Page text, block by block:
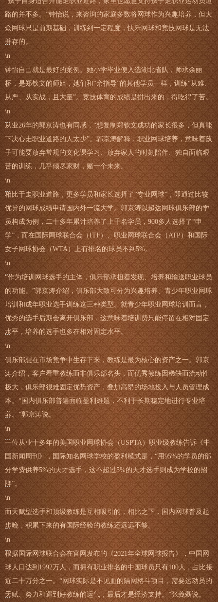
路的并不多。”钟怡说，来咨询的家庭多数将网球作为兴趣培养，但大
众网球只是前期基础，训练到一定程度，快乐网球和竞技网球是无法
并存的。
\n
钟怡自己就是最好的案例。她小学毕业便入选湖北省队，师承余丽
桥，是郑钦文的师姐，她们和“余指导”的其他学员一样，训练“从难、
从严、从实战，且大量”。竞技体育的成绩是拼出来的，得吃得了苦。
\n
从业26年的郭京涛也有同感，“想复制郑钦文成功的家长很多，但真能
下决心走职业道路的人太少”。郭京涛解释，职业网球培养，意味着孩
子可能要放弃常规的文化课学习、放弃家人的时刻陪伴、独自面临艰
苦的训练，几乎倾尽家财，赌一个未来。
\n
相比于走职业道路，更多学员和家长选择了“专业网球”，即通过比较
优异的网球成绩申请国内外一流大学。郭京涛以超达网球俱乐部的学
员构成为例，二十多年累计培养了上千名学员，900多人选择了“申
学”，而在国际网球联合会（ITF）、职业网球联合会（ATP）和国际
女子网球协会（WTA）上有排名的球员不到5%。
\n
“作为培训网球选手的主体，俱乐部承担着发现、培养和输送职业球员
的功能。”郭京涛介绍，俱乐部大致可分为兴趣培养、青少年职业网球
培训和成年职业选手训练这三种类型。就青少年职业网球培训而言，
优秀的选手后期会离开俱乐部，这意味着培训费只能停留在相对固定
水平，培养的选手也多在相对固定水平。
\n
俱乐部想在市场竞争中生存下来，教练是最为核心的资产之一。郭京
涛介绍，客户看重教练而非俱乐部名头，而优秀教练因稀缺而流动性
极大，俱乐部很难固定优势资产，叠加高昂的场地投入与人员管理成
本。“国内俱乐部普遍面临盈利难题，不利于长期稳定地进行专业培
养。”郭京涛说。
\n
一位从业十多年的美国职业网球协会（USPTA）职业级教练告诉《中
国新闻周刊》，国际知名网球学校的盈利模式是，“用95%的学员的部
分学费供养5%的天才选手，这不超过5%的天才选手则成为学校的招
牌”。
\n
而天赋型选手和顶级教练是互相吸引的，相比之下，国内网球普及起
步晚，积累下来的有国际经验的教练还远远不够。
\n
根据国际网球联合会在官网发布的《2021年全球网球报告》，中国网
球人口达到1992万人，而拥有职业排名的中国球员只有100人，占比接
近二十万分之一。“网球实际是不见血的隔网格斗项目，需要运动员的
天赋、努力和遇到好教练的运气，最后才是经济支持。”张義磊说。